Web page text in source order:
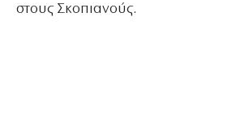
στους Σκοπιανούς.